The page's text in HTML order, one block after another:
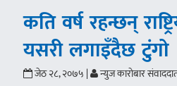
कति वर्ष रहन्छन्
यसरी लगाइँदैछ टुंगो
जेठ २८, २०७५ | न्युज काराेबार